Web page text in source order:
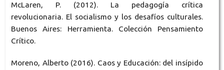
McLaren, P. (2012). La pedagogía crítica
revolucionaria. El socialismo y los desafíos culturales.
Buenos Aires: Herramienta. Colección Pensamiento
Crítico.
Moreno, Alberto (2016). Caos y Educación: del insípido